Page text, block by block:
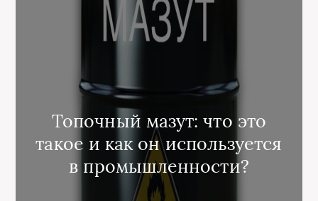
Топочный мазут: что это
такое и как он используется
в промышленности?